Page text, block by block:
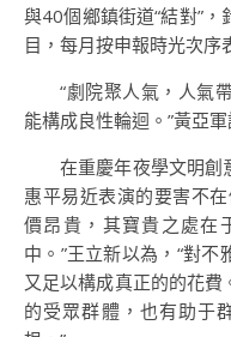
與40個鄉鎮街道“結對”
目，每月按申報時光次序
“劇院聚人氣，人氣
能構成良性輪迴。”黃亞軍
在重慶年夜學文明創
惠平易近表演的要害不
價昂貴，其寶貴之處在
中。”王立新以為，“對不
又足以構成真正的的花
的受眾群體，也有助于